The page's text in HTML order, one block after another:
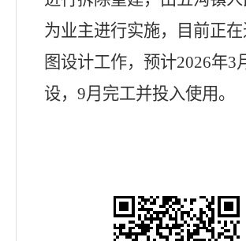
为业主进行实施，目前正
图设计工作，预计2026年3
设， 9月完工并投入使用。